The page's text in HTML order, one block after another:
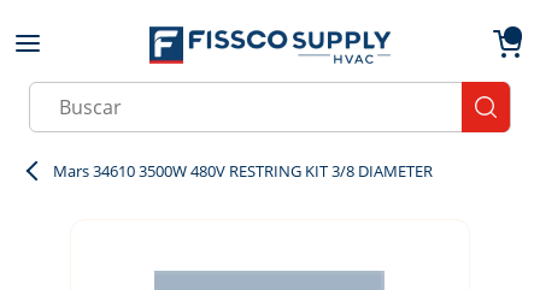
Skip to main content
Site Search
Mars 34610 3500W 480V RESTRING KIT 3/8 DIAMETER